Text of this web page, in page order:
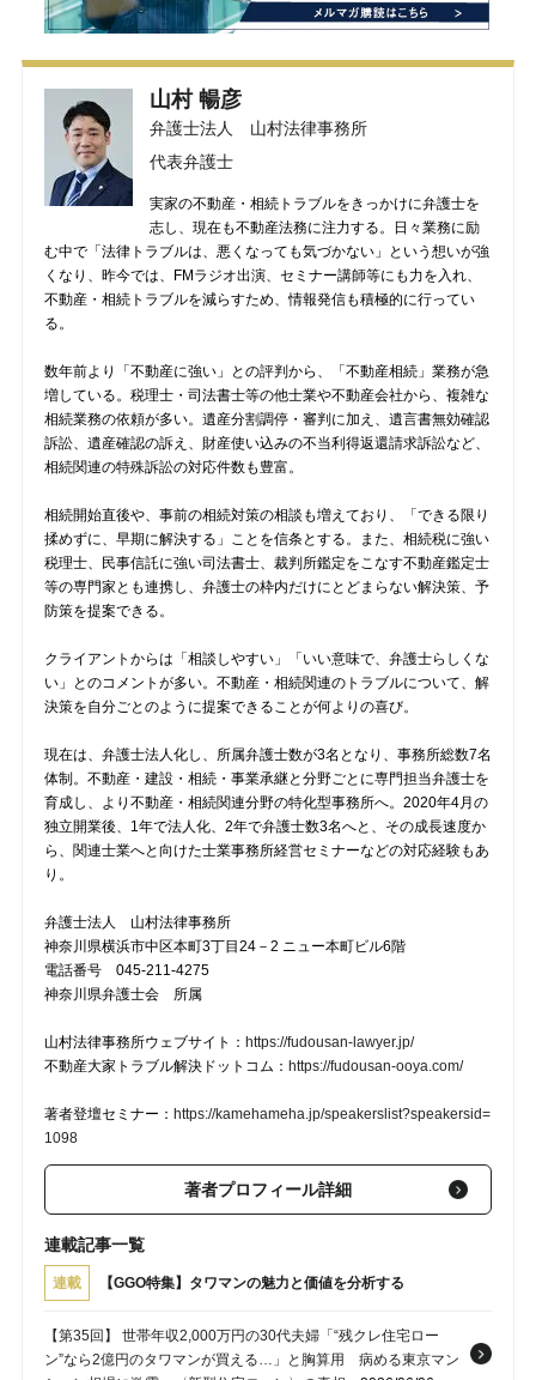
山村 暢彦
弁護士法人 山村法律事務所
代表弁護士
実家の不動産・相続トラブルをきっかけに弁護士を
志し、現在も不動産法務に注力する。日々業務に励
む中で「法律トラブルは、悪くなっても気づかない」という想いが強
くなり、昨今では、FMラジオ出演、セミナー講師等にも力を入れ、
不動産・相続トラブルを減らすため、情報発信も積極的に行ってい
る。
数年前より「不動産に強い」との評判から、「不動産相続」業務が急
増している。税理士・司法書士等の他士業や不動産会社から、複雑な
相続業務の依頼が多い。遺産分割調停・審判に加え、遺言書無効確認
訴訟、遺産確認の訴え、財産使い込みの不当利得返還請求訴訟など、
相続関連の特殊訴訟の対応件数も豊富。
相続開始直後や、事前の相続対策の相談も増えており、「できる限り
揉めずに、早期に解決する」ことを信条とする。また、相続税に強い
税理士、民事信託に強い司法書士、裁判所鑑定をこなす不動産鑑定士
等の専門家とも連携し、弁護士の枠内だけにとどまらない解決策、予
防策を提案できる。
クライアントからは「相談しやすい」「いい意味で、弁護士らしくな
い」とのコメントが多い。不動産・相続関連のトラブルについて、解
決策を自分ごとのように提案できることが何よりの喜び。
現在は、弁護士法人化し、所属弁護士数が3名となり、事務所総数7名
体制。不動産・建設・相続・事業承継と分野ごとに専門担当弁護士を
育成し、より不動産・相続関連分野の特化型事務所へ。2020年4月の
独立開業後、1年で法人化、2年で弁護士数3名へと、その成長速度か
ら、関連士業へと向けた士業事務所経営セミナーなどの対応経験もあ
り。
弁護士法人 山村法律事務所
神奈川県横浜市中区本町3丁目24－2 ニュー本町ビル6階
電話番号 045-211-4275
神奈川県弁護士会 所属
山村法律事務所ウェブサイト： https://fudousan-lawyer.jp/
不動産大家トラブル解決ドットコム： https://fudousan-ooya.com/
著者登壇セミナー： https://kamehameha.jp/speakerslist?speakersid=
1098
著者プロフィール詳細
連載記事一覧
連載 【GGO特集】タワマンの魅力と価値を分析する
【第35回】 世帯年収2,000万円の30代夫婦「“残クレ住宅ロー
ン”なら2億円のタワマンが買える…」と胸算用 病める東京マン